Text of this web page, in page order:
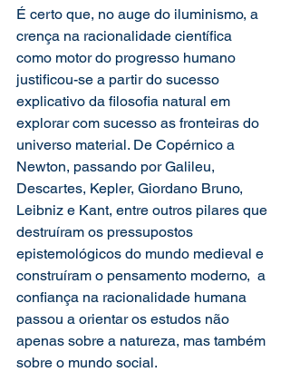
É certo que, no auge do iluminismo, a
crença na racionalidade científica
como motor do progresso humano
justificou-se a partir do sucesso
explicativo da filosofia natural em
explorar com sucesso as fronteiras do
universo material. De Copérnico a
Newton, passando por Galileu,
Descartes, Kepler, Giordano Bruno,
Leibniz e Kant, entre outros pilares que
destruíram os pressupostos
epistemológicos do mundo medieval e
construíram o pensamento moderno,  a
confiança na racionalidade humana
passou a orientar os estudos não
apenas sobre a natureza, mas também
sobre o mundo social.